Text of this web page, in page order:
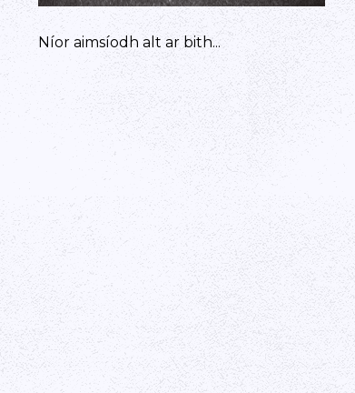
Níor aimsíodh alt ar bith...